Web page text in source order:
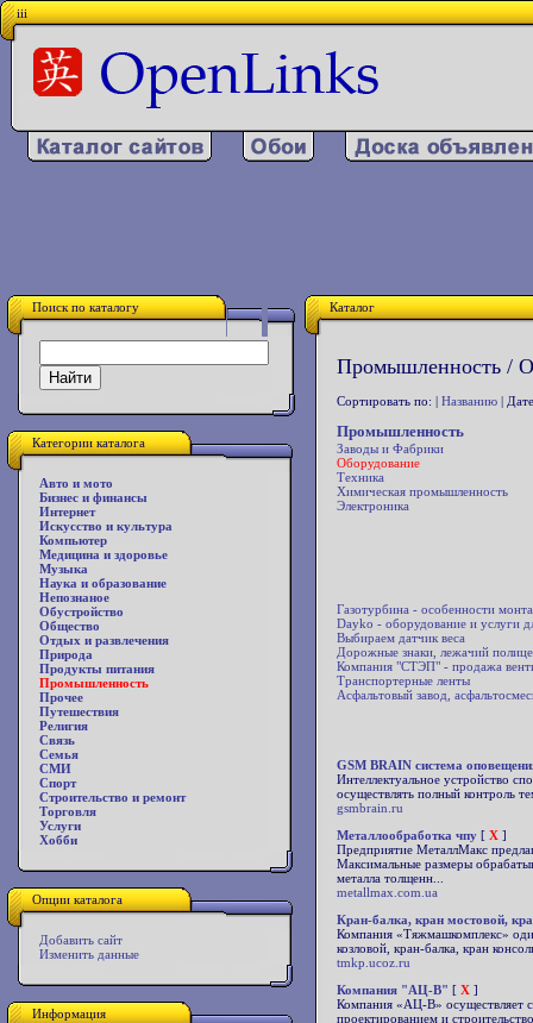
iii
Поиск по каталогу
Категории каталога
Авто и мото
Бизнес и финансы
Интернет
Искусство и культура
Компьютер
Медицина и здоровье
Музыка
Наука и образование
Непознаное
Обустройство
Общество
Отдых и развлечения
Природа
Продукты питания
Промышленность
Прочее
Путешествия
Религия
Связь
Семья
СМИ
Спорт
Строительство и ремонт
Торговля
Услуги
Хобби
Опции каталога
Добавить сайт
Изменить данные
Информация
Каталог
Промышленность /
Сортировать по: | Названию |
Промышленность
Заводы и Фабрики
Оборудование
Техника
Химическая промышленность
Электроника
Газотурбина - особенности
Dayko - оборудование и услуги
Выбираем датчик веса
Дорожные знаки, лежачий
Компания "СТЭП" - продажа
Транспортерные ленты
Асфальтовый завод,
GSM BRAIN система
Интеллектуальное устройство
осуществлять полный контроль
gsmbrain.ru
Металлообработка чпу [ X ]
Предприятие МеталлМакс
Максимальные размеры
металла толщенн...
metallmax.com.ua
Кран-балка, кран мостовой,
Компания «Тяжмашкомплекс»
козловой, кран-балка, кран
tmkp.ucoz.ru
Компания "АЦ-В" [ X ]
Компания «АЦ-В» осуществляет
проектированием и